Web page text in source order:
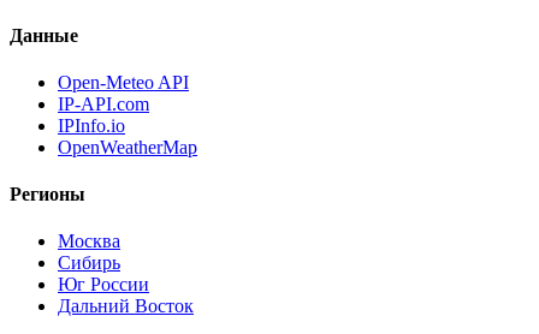
Данные
Open-Meteo API
IP-API.com
IPInfo.io
OpenWeatherMap
Регионы
Москва
Сибирь
Юг России
Дальний Восток